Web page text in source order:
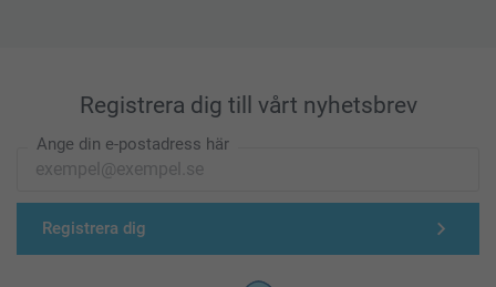
Registrera dig till vårt nyhetsbrev
Ange din e-postadress här
Registrera dig